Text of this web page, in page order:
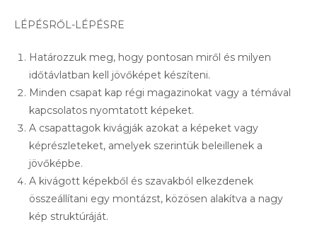
LÉPÉSRŐL-LÉPÉSRE
Határozzuk meg, hogy pontosan miről és milyen
időtávlatban kell jövőképet készíteni.
Minden csapat kap régi magazinokat vagy a témával
kapcsolatos nyomtatott képeket.
A csapattagok kivágják azokat a képeket vagy
képrészleteket, amelyek szerintük beleillenek a
jövőképbe.
A kivágott képekből és szavakból elkezdenek
összeállítani egy montázst, közösen alakítva a nagy
kép struktúráját.